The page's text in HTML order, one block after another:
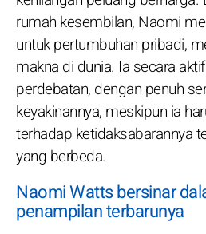
rumah kesembilan, Naomi
untuk pertumbuhan pribadi,
makna di dunia. Ia secara
perdebatan, dengan penuh
keyakinannya, meskipun ia
terhadap ketidaksabarannya
yang berbeda.
Naomi Watts bersinar
penampilan terbarunya